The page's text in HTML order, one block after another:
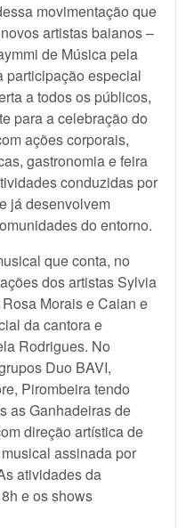
movimentação que
artistas baianos –
de Música pela
participação especial
a todos os públicos,
para a celebração do
ações corporais,
gastronomia e feira
conduzidas por
já desenvolvem
do entorno.
que conta, no
dos artistas Sylvia
Morais e Caian e
da cantora e
Rodrigues. No
Duo BAVI,
Pirombeira tendo
as Ganhadeiras de
direção artística de
assinada por
atividades da
e os shows